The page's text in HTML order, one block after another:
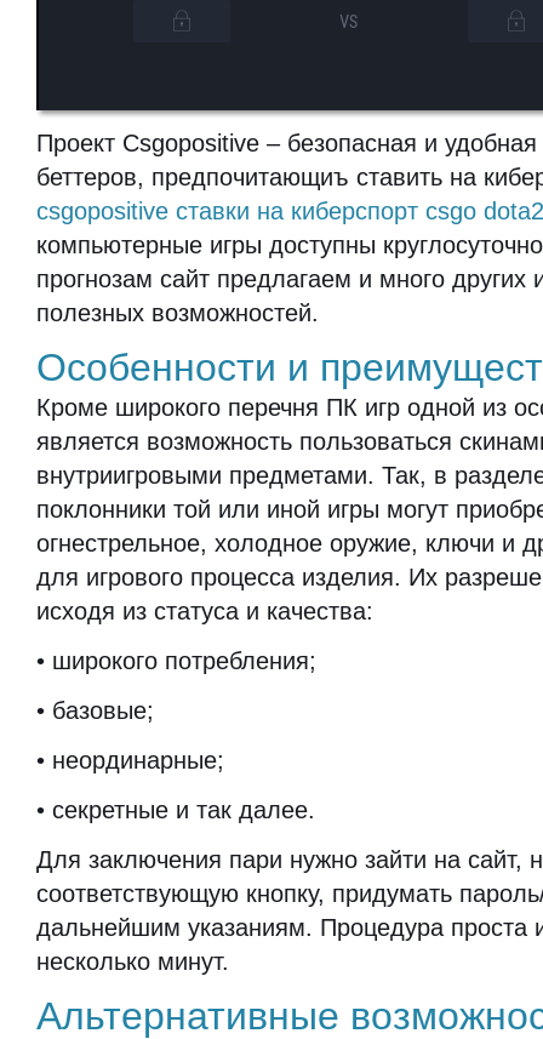
Проект Csgopositive – безопасная и
беттеров, предпочитающиъ ставить на
csgopositive ставки на киберспорт csgo
компьютерные игры доступны
прогнозам сайт предлагаем и много других
полезных возможностей.
Особенности и
Кроме широкого перечня ПК игр одной из
является возможность пользоваться
внутриигровыми предметами. Так, в
поклонники той или иной игры могут
огнестрельное, холодное оружие, ключи и
для игрового процесса изделия. Их
исходя из статуса и качества:
• широкого потребления;
• базовые;
• неординарные;
• секретные и так далее.
Для заключения пари нужно зайти на сайт,
соответствующую кнопку, придумать
дальнейшим указаниям. Процедура проста
несколько минут.
Альтернативные